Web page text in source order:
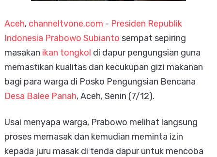
Aceh, channeltvone.com - Presiden Republik
Indonesia Prabowo Subianto sempat sepiring
masakan ikan tongkol di dapur pengungsian guna
memastikan kualitas dan kecukupan gizi makanan
bagi para warga di Posko Pengungsian Bencana
Desa Balee Panah, Aceh, Senin (7/12).
Usai menyapa warga, Prabowo melihat langsung
proses memasak dan kemudian meminta izin
kepada juru masak di tenda dapur untuk mencoba